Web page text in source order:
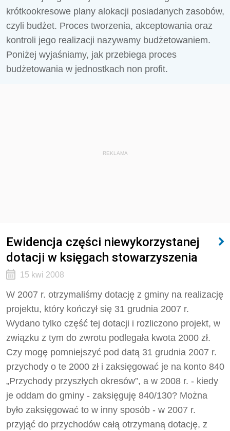
krótkookresowe plany alokacji posiadanych zasobów,
czyli budżet. Proces tworzenia, akceptowania oraz
kontroli jego realizacji nazywamy budżetowaniem.
Poniżej wyjaśniamy, jak przebiega proces
budżetowania w jednostkach non profit.
REKLAMA
Ewidencja części niewykorzystanej
dotacji w księgach stowarzyszenia
15 kwi 2008
W 2007 r. otrzymaliśmy dotację z gminy na realizację
projektu, który kończył się 31 grudnia 2007 r.
Wydano tylko część tej dotacji i rozliczono projekt, w
związku z tym do zwrotu podlegała kwota 2000 zł.
Czy mogę pomniejszyć pod datą 31 grudnia 2007 r.
przychody o te 2000 zł i zaksięgować je na konto 840
„Przychody przyszłych okresów”, a w 2008 r. - kiedy
je oddam do gminy - zaksięguję 840/130? Można
było zaksięgować to w inny sposób - w 2007 r.
przyjąć do przychodów całą otrzymaną dotację, z